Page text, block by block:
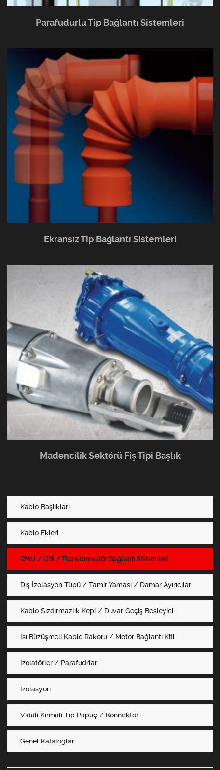
Parafudurlu Tip Bağlantı Sistemleri
Ekransız Tip Bağlantı Sistemleri
Madencilik Sektörü Fiş Tipi Başlık
Kablo Başlıkları
Kablo Ekleri
RMU / GIS / Transformatör Bağlantı Sistemleri
Dış İzolasyon Tüpü / Tamir Yaması / Damar Ayırıcılar
Kablo Sızdırmazlık Kepi / Duvar Geçiş Besleyici
Isı Büzüşmeli Kablo Rakoru / Motor Bağlantı Kiti
İzolatörler / Parafudrlar
İzolasyon
Vidalı Kırmalı Tip Papuç / Konnektör
Genel Kataloglar